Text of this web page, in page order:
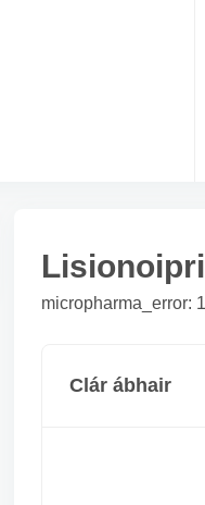
micropharma_error:
Clár ábhair